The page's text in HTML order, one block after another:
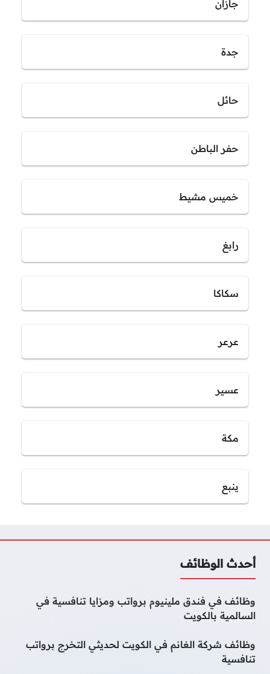
جازان
جدة
حائل
حفر الباطن
خميس مشيط
رابغ
سكاكا
عرعر
عسير
مكة
ينبع
أحدث الوظائف
وظائف في فندق ملينيوم برواتب ومزايا تنافسية في
السالمية بالكويت
وظائف شركة الغانم في الكويت لحديثي التخرج برواتب
تنافسية